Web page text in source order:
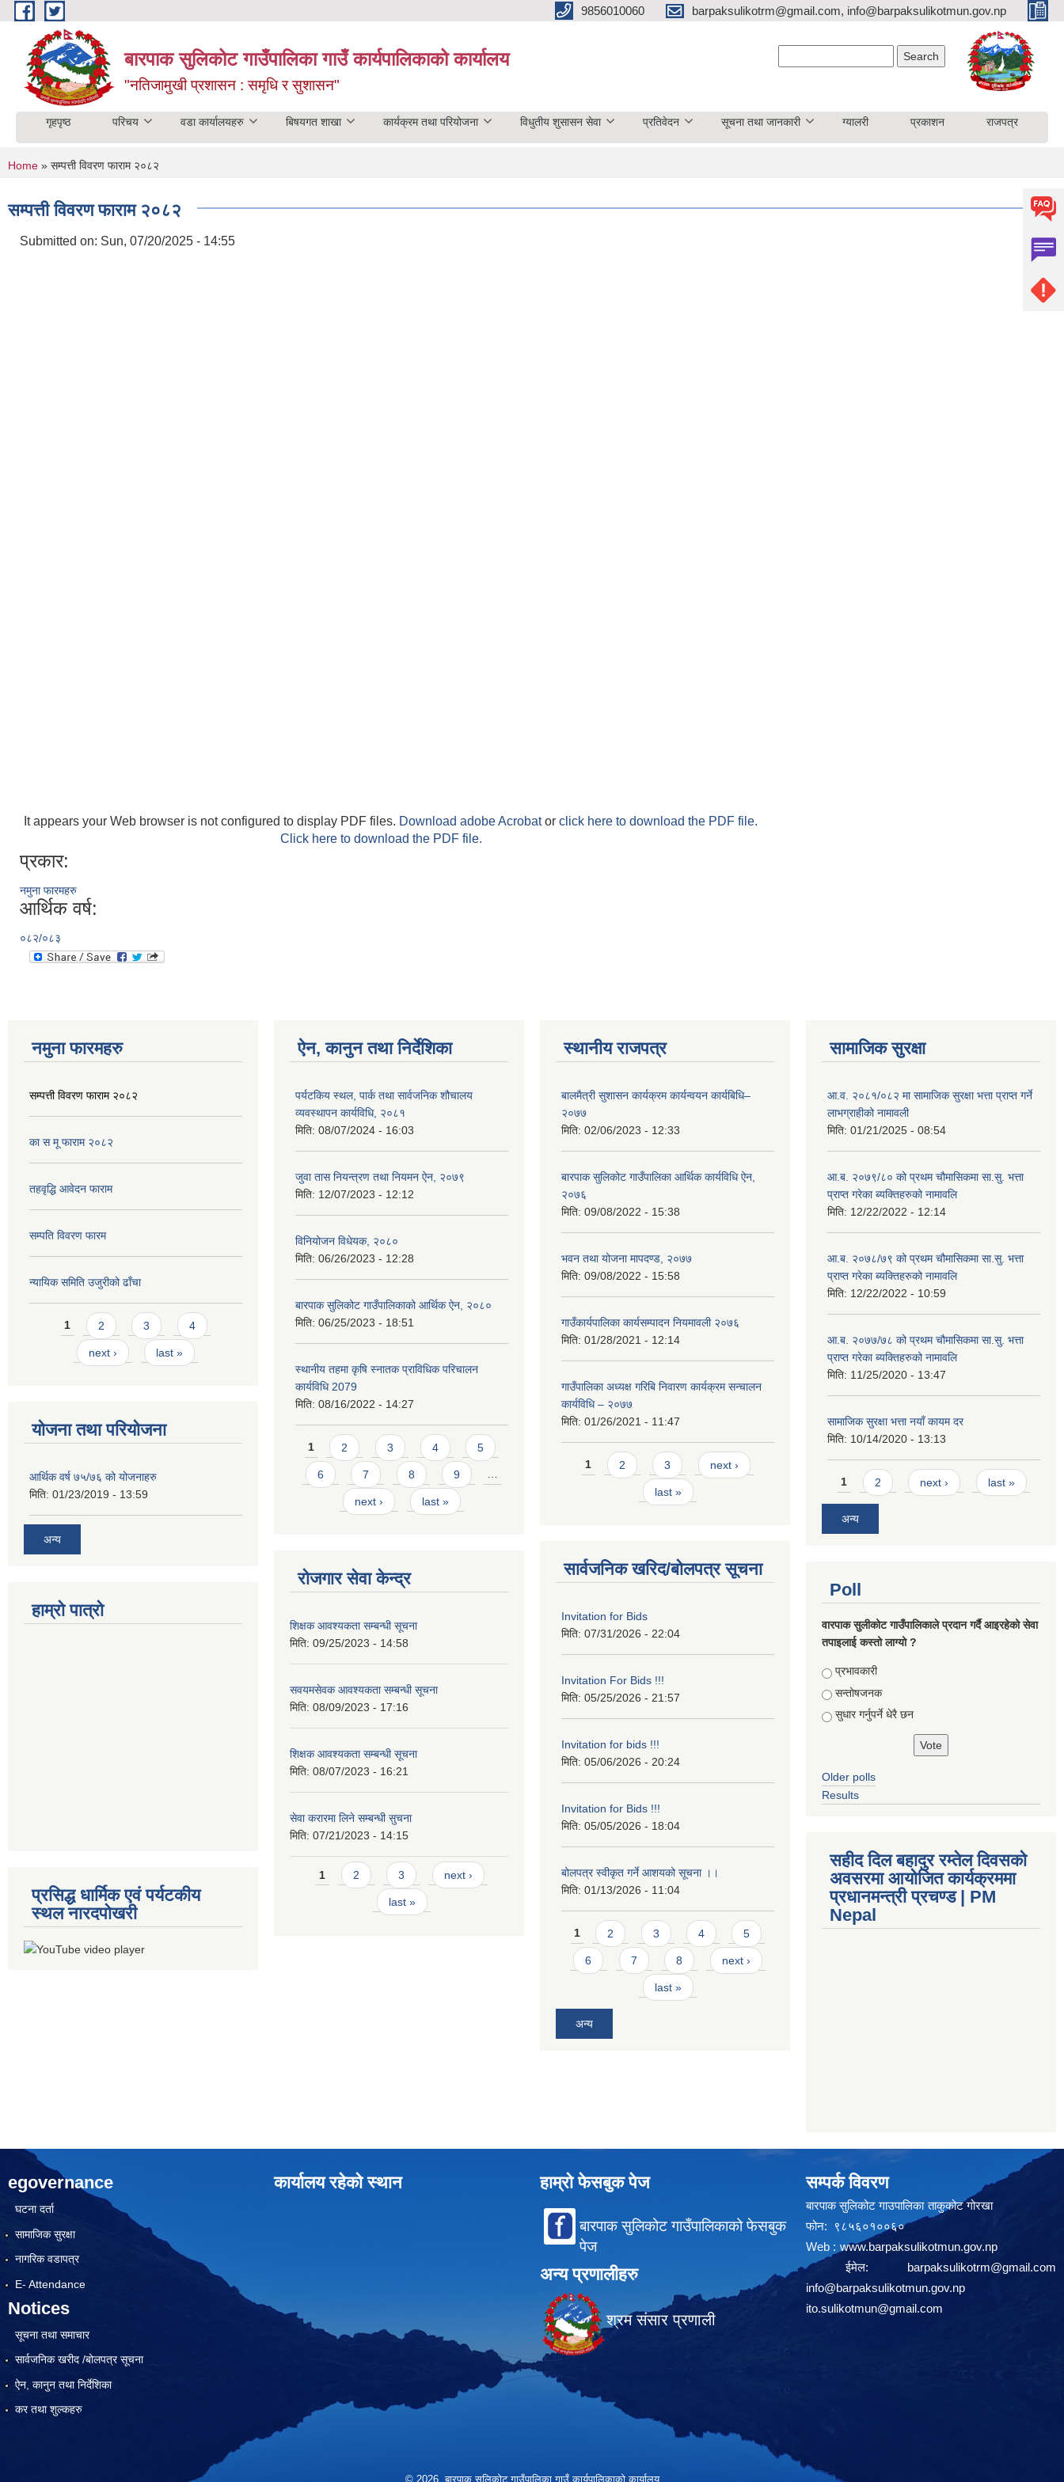
Skip to main content 9856010060 barpaksulikotrm@gmail.com, info@barpaksulikotmun.gov.np
बारपाक सुलिकोट गाउँपालिका गाउँ कार्यपालिकाको कार्यालय
"नतिजामुखी प्रशासन : समृधि र सुशासन"
गृहपृष्ठ परिचय वडा कार्यालयहरु बिषयगत शाखा कार्यक्रम तथा परियोजना विधुतीय शुसासन सेवा प्रतिवेदन सूचना तथा जानकारी ग्यालरी प्रकाशन राजपत्र
You are here
Home » सम्पत्ती विवरण फाराम २०८२
सम्पत्ती विवरण फाराम २०८२
Submitted on: Sun, 07/20/2025 - 14:55
It appears your Web browser is not configured to display PDF files. Download adobe Acrobator click here to download the PDF file.
Click here to download the PDF file.
प्रकार:
नमुना फारमहरु
आर्थिक वर्ष:
०८२/०८३
नमुना फारमहरु
सम्पत्ती विवरण फाराम २०८२
का स मू फाराम २०८२
तहवृद्धि आवेदन फाराम
सम्पति विवरण फारम
न्यायिक समिति उजुरीको ढाँचा
Pages
1 2 3 4
next › last »
योजना तथा परियोजना
आर्थिक वर्ष ७५/७६ को योजनाहरु
मिति: 01/23/2019 - 13:59
अन्य
हाम्रो पात्रो
प्रसिद्ध धार्मिक एवं पर्यटकीय
स्थल नारदपोखरी
ऐन, कानुन तथा निर्देशिका
पर्यटकिय स्थल, पार्क तथा सार्वजनिक शौचालय
व्यवस्थापन कार्यविधि, २०८१
मिति: 08/07/2024 - 16:03
जुवा तास नियन्त्रण तथा नियमन ऐन, २०७९
मिति: 12/07/2023 - 12:12
विनियोजन विधेयक, २०८०
मिति: 06/26/2023 - 12:28
बारपाक सुलिकोट गाउँपालिकाको आर्थिक ऐन, २०८०
मिति: 06/25/2023 - 18:51
स्थानीय तहमा कृषि स्नातक प्राविधिक परिचालन
कार्यविधि 2079
मिति: 08/16/2022 - 14:27
Pages
1 2 3 4 5
6 7 8 9 …
next › last »
रोजगार सेवा केन्द्र
शिक्षक आवश्यकता सम्बन्धी सूचना
मिति: 09/25/2023 - 14:58
सवयमसेवक आवश्यकता सम्बन्धी सूचना
मिति: 08/09/2023 - 17:16
शिक्षक आवश्यकता सम्बन्धी सूचना
मिति: 08/07/2023 - 16:21
सेवा करारमा लिने सम्बन्धी सुचना
मिति: 07/21/2023 - 14:15
Pages
1 2 3 next ›
last »
स्थानीय राजपत्र
बालमैत्री सुशासन कार्यक्रम कार्यन्वयन कार्यबिधि–
२०७७
मिति: 02/06/2023 - 12:33
बारपाक सुलिकोट गाउँपालिका आर्थिक कार्यविधि ऐन,
२०७६
मिति: 09/08/2022 - 15:38
भवन तथा योजना मापदण्ड, २०७७
मिति: 09/08/2022 - 15:58
गाउँकार्यपालिका कार्यसम्पादन नियमावली २०७६
मिति: 01/28/2021 - 12:14
गाउँपालिका अध्यक्ष गरिबि निवारण कार्यक्रम सन्चालन
कार्यविधि – २०७७
मिति: 01/26/2021 - 11:47
Pages
1 2 3 next ›
last »
सार्वजनिक खरिद/बोलपत्र सूचना
Invitation for Bids
मिति: 07/31/2026 - 22:04
Invitation For Bids !!!
मिति: 05/25/2026 - 21:57
Invitation for bids !!!
मिति: 05/06/2026 - 20:24
Invitation for Bids !!!
मिति: 05/05/2026 - 18:04
बोलपत्र स्वीकृत गर्ने आशयको सूचना ।।
मिति: 01/13/2026 - 11:04
Pages
1 2 3 4 5
6 7 8 next ›
last »
अन्य
सामाजिक सुरक्षा
आ.व. २०८१/०८२ मा सामाजिक सुरक्षा भत्ता प्राप्त गर्ने
लाभग्राहीको नामावली
मिति: 01/21/2025 - 08:54
आ.ब. २०७९/८० को प्रथम चौमासिकमा सा.सु. भत्ता
प्राप्त गरेका ब्यक्तिहरुको नामावलि
मिति: 12/22/2022 - 12:14
आ.ब. २०७८/७९ को प्रथम चौमासिकमा सा.सु. भत्ता
प्राप्त गरेका ब्यक्तिहरुको नामावलि
मिति: 12/22/2022 - 10:59
आ.ब. २०७७/७८ को प्रथम चौमासिकमा सा.सु. भत्ता
प्राप्त गरेका ब्यक्तिहरुको नामावलि
मिति: 11/25/2020 - 13:47
सामाजिक सुरक्षा भत्ता नयाँ कायम दर
मिति: 10/14/2020 - 13:13
Pages
1 2 next › last »
अन्य
Poll
वारपाक सुलीकोट गाउँपालिकाले प्रदान गर्दै आइरहेको सेवा
तपाइलाई कस्तो लाग्यो ?
Choices
प्रभावकारी
सन्तोषजनक
सुधार गर्नुपर्ने धेरै छन
Older polls
Results
सहीद दिल बहादुर रम्तेल दिवसको
अवसरमा आयोजित कार्यक्रममा
प्रधानमन्त्री प्रचण्ड | PM
Nepal
egovernance
घटना दर्ता
सामाजिक सुरक्षा
नागरिक वडापत्र
E- Attendance
Notices
सूचना तथा समाचार
सार्वजनिक खरीद /बोलपत्र सूचना
ऐन, कानुन तथा निर्देशिका
कर तथा शुल्कहरु
कार्यालय रहेको स्थान हाम्रो फेसबुक पेज
बारपाक सुलिकोट गाउँपालिकाको फेसबुक
पेज
अन्य प्रणालीहरु
श्रम संसार प्रणाली
सम्पर्क विवरण
बारपाक सुलिकोट गाउपालिका ताकुकोट गोरखा
फोन: ९८५६०१००६०
Web : www.barpaksulikotmun.gov.np
ईमेल: barpaksulikotrm@gmail.com
info@barpaksulikotmun.gov.np
ito.sulikotmun@gmail.com
© 2026 बारपाक सुलिकोट गाउँपालिका गाउँ कार्यपालिकाको कार्यालय